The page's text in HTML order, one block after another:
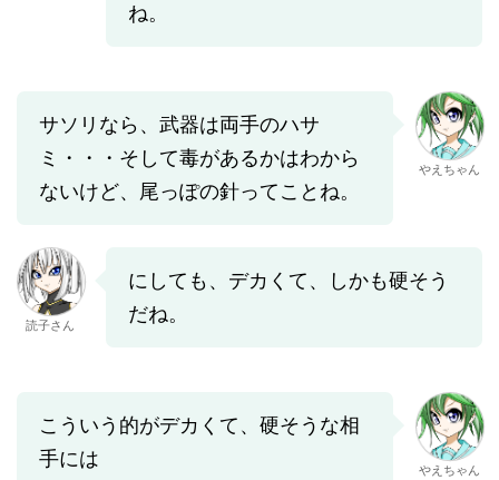
ね。
サソリなら、武器は両手のハサ
ミ・・・そして毒があるかはわから
ないけど、尾っぽの針ってことね。
やえちゃん
読子さん
にしても、デカくて、しかも硬そう
だね。
こういう的がデカくて、硬そうな相
手には
やえちゃん